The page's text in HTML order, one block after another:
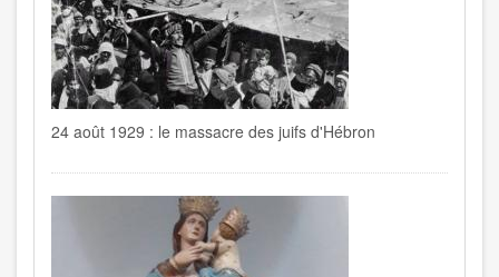
24 août 1929 : le massacre des juifs d'Hébron